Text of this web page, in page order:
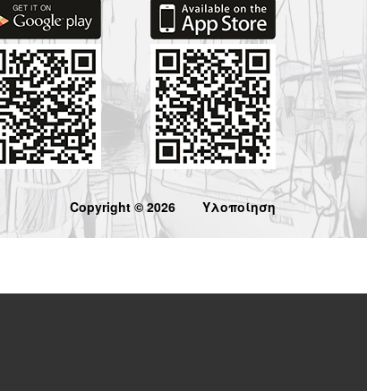
Copyright © 2026 Υλοποίηση